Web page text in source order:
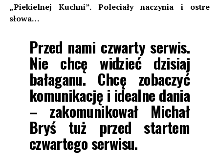
„Piekielnej Kuchni”. Poleciały naczynia i ostre
słowa…
Przed nami czwarty serwis.
Nie chcę widzieć dzisiaj
bałaganu. Chcę zobaczyć
komunikację i idealne dania
– zakomunikował Michał
Bryś tuż przed startem
czwartego serwisu.